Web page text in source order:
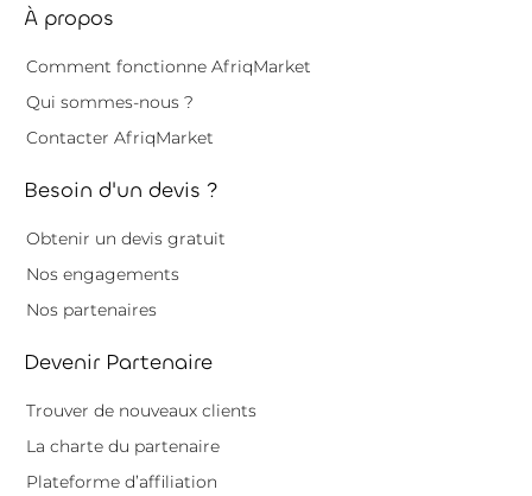
À propos
Comment fonctionne AfriqMarket
Qui sommes-nous ?
Contacter AfriqMarket
Besoin d'un devis ?
Obtenir un devis gratuit
Nos engagements
Nos partenaires
Devenir Partenaire
Trouver de nouveaux clients
La charte du partenaire
Plateforme d’affiliation